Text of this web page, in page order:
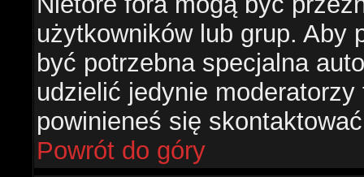
użytkowników lub grup. Aby
być potrzebna specjalna
udzielić jedynie
powinieneś się
Powrót do góry